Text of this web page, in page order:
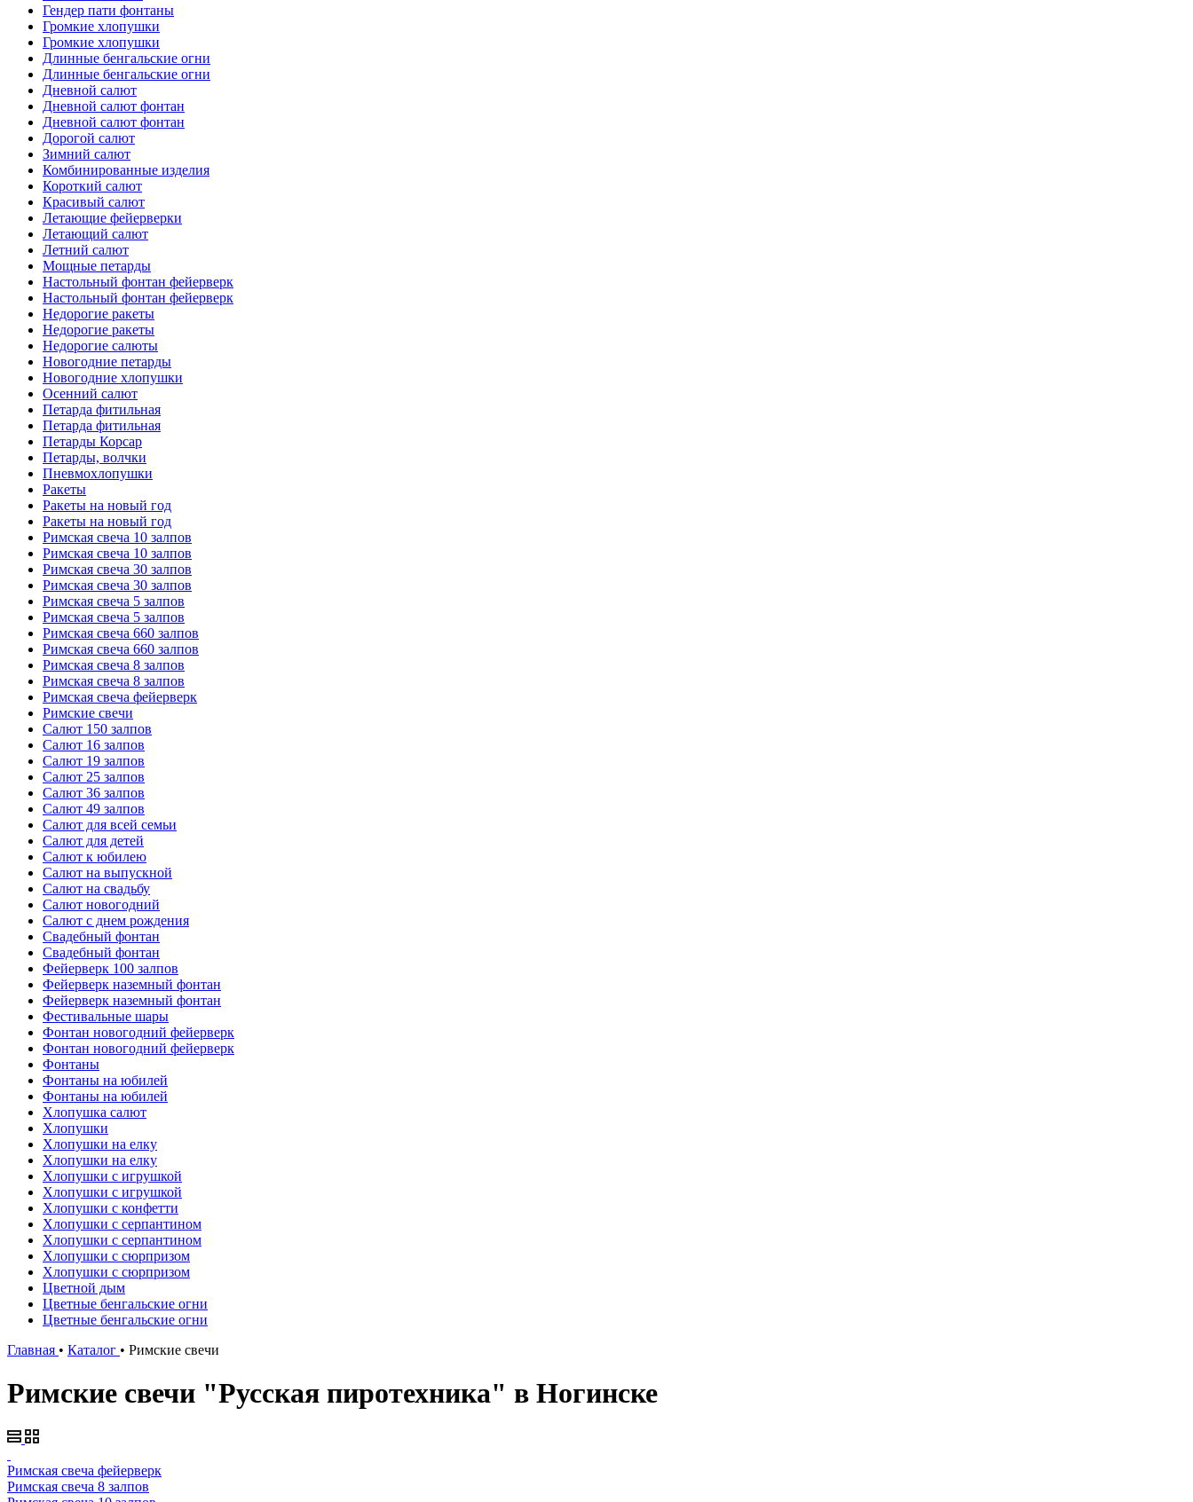
Гендер пати фонтаны
Громкие хлопушки
Громкие хлопушки
Длинные бенгальские огни
Длинные бенгальские огни
Дневной салют
Дневной салют фонтан
Дневной салют фонтан
Дорогой салют
Зимний салют
Комбинированные изделия
Короткий салют
Красивый салют
Летающие фейерверки
Летающий салют
Летний салют
Мощные петарды
Настольный фонтан фейерверк
Настольный фонтан фейерверк
Недорогие ракеты
Недорогие ракеты
Недорогие салюты
Новогодние петарды
Новогодние хлопушки
Осенний салют
Петарда фитильная
Петарда фитильная
Петарды Корсар
Петарды, волчки
Пневмохлопушки
Ракеты
Ракеты на новый год
Ракеты на новый год
Римская свеча 10 залпов
Римская свеча 10 залпов
Римская свеча 30 залпов
Римская свеча 30 залпов
Римская свеча 5 залпов
Римская свеча 5 залпов
Римская свеча 660 залпов
Римская свеча 660 залпов
Римская свеча 8 залпов
Римская свеча 8 залпов
Римская свеча фейерверк
Римские свечи
Салют 150 залпов
Салют 16 залпов
Салют 19 залпов
Салют 25 залпов
Салют 36 залпов
Салют 49 залпов
Салют для всей семьи
Салют для детей
Салют к юбилею
Салют на выпускной
Салют на свадьбу
Салют новогодний
Салют с днем рождения
Свадебный фонтан
Свадебный фонтан
Фейерверк 100 залпов
Фейерверк наземный фонтан
Фейерверк наземный фонтан
Фестивальные шары
Фонтан новогодний фейерверк
Фонтан новогодний фейерверк
Фонтаны
Фонтаны на юбилей
Фонтаны на юбилей
Хлопушка салют
Хлопушки
Хлопушки на елку
Хлопушки на елку
Хлопушки с игрушкой
Хлопушки с игрушкой
Хлопушки с конфетти
Хлопушки с серпантином
Хлопушки с серпантином
Хлопушки с сюрпризом
Хлопушки с сюрпризом
Цветной дым
Цветные бенгальские огни
Цветные бенгальские огни
Главная • Каталог • Римские свечи
Римские свечи "Русская пиротехника" в Ногинске
Римская свеча фейерверк
Римская свеча 8 залпов